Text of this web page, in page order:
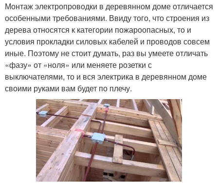
Монтаж электропроводки в деревянном доме отличается
особенными требованиями. Ввиду того, что строения из
дерева относятся к категории пожароопасных, то и
условия прокладки силовых кабелей и проводов совсем
иные. Поэтому не стоит думать, раз вы умеете отличать
«фазу» от «ноля» или меняете розетки с
выключателями, то и вся электрика в деревянном доме
своими руками вам будет по плечу.